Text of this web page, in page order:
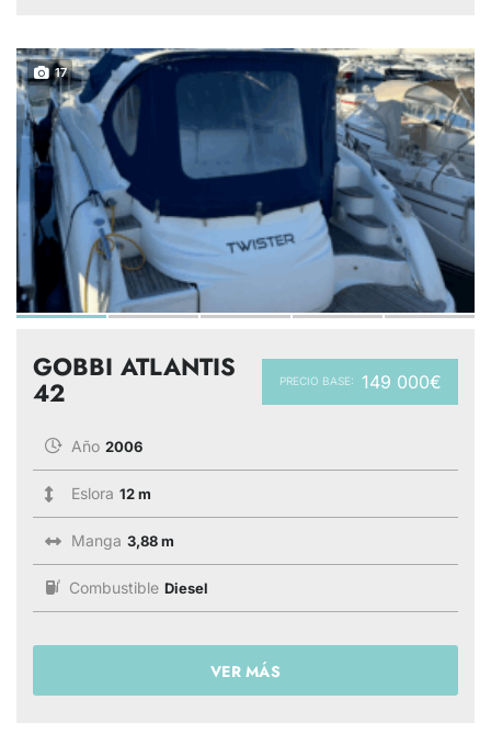
17
PRECIO BASE: 149 000€
GOBBI ATLANTIS
42
Año 2006
Eslora 12 m
Manga 3,88 m
Combustible Diesel
VER MÁS